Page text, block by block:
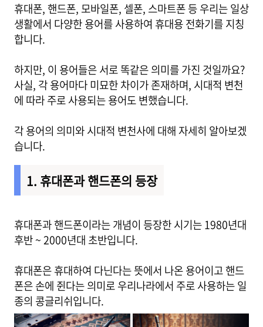
휴대폰, 핸드폰, 모바일폰, 셀폰, 스마트폰 등 우리는 일상
생활에서 다양한 용어를 사용하여 휴대용 전화기를 지칭
합니다.
하지만, 이 용어들은 서로 똑같은 의미를 가진 것일까요?
사실, 각 용어마다 미묘한 차이가 존재하며, 시대적 변천
에 따라 주로 사용되는 용어도 변했습니다.
각 용어의 의미와 시대적 변천사에 대해 자세히 알아보겠
습니다.
1. 휴대폰과 핸드폰의 등장
휴대폰과 핸드폰이라는 개념이 등장한 시기는 1980년대
후반 ~ 2000년대 초반입니다.
휴대폰은 휴대하여 다닌다는 뜻에서 나온 용어이고 핸드
폰은 손에 쥔다는 의미로 우리나라에서 주로 사용하는 일
종의 콩글리쉬입니다.